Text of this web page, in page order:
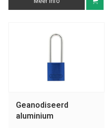
Geanodiseerd
aluminium